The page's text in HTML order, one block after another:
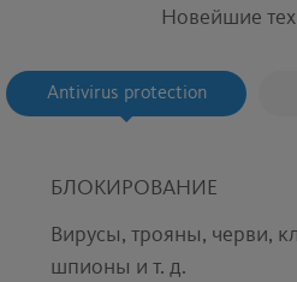
Новейшие
Antivirus protection
БЛОКИРОВАНИЕ
Вирусы, трояны, черви,
шпионы и т. д.